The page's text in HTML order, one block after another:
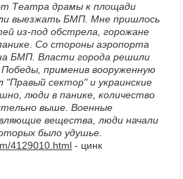
Театра драмы к площади
выезжать БМП. Мне пришлось
из-под обстрела, горожане
Со стороны аэропорта
БМП. Власти города решили
применив вооруженную
"Правый сектор" и украинские
люди в панике, количество
выше. Военные
вещества, люди начали
было удушье.
4129010.html - цинк